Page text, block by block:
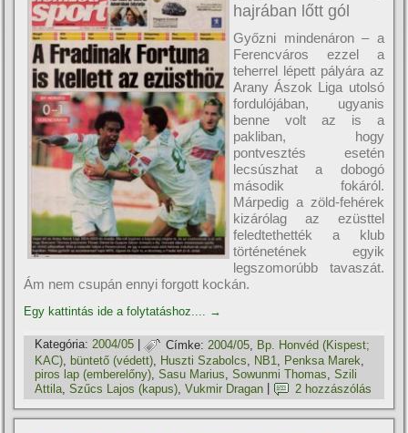
hajrában lőtt gól
Győzni mindenáron – a
Ferencváros ezzel a
teherrel lépett pályára az
Arany Ászok Liga utolsó
fordulójában, ugyanis
benne volt az is a
pakliban, hogy
pontvesztés esetén
lecsúszhat a dobogó
második fokáról.
Márpedig a zöld-fehérek
kizárólag az ezüsttel
feledtethették a klub
történetének egyik
legszomorúbb tavaszát.
Ám nem csupán ennyi forgott kockán.
Egy kattintás ide a folytatáshoz.... →
Kategória: 2004/05 | Címke: 2004/05 Bp. Honvéd (Kispest;
KAC), büntető (védett), Huszti Szabolcs, NB1, Penksa Marek,
piros lap (emberelőny),Sasu Marius,Sowunmi Thomas,Szili
Attila ,Szűcs Lajos (kapus) ,Vukmir Dragan 2 hozzászólás